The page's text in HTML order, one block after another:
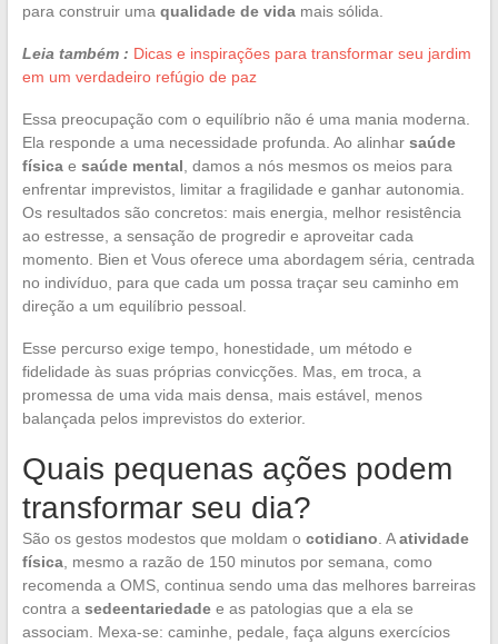
para construir uma qualidade de vidamais sólida.
Leia também : Dicas e inspirações para transformar seu jardim
em um verdadeiro refúgio de paz
Essa preocupação com o equilíbrio não é uma mania moderna.
Ela responde a uma necessidade profunda. Ao alinhar saúde
físicae saúde mental , damos a nós mesmos os meios para
enfrentar imprevistos, limitar a fragilidade e ganhar autonomia.
Os resultados são concretos: mais energia, melhor resistência
ao estresse, a sensação de progredir e aproveitar cada
momento. Bien et Vous oferece uma abordagem séria, centrada
no indivíduo, para que cada um possa traçar seu caminho em
direção a um equilíbrio pessoal.
Esse percurso exige tempo, honestidade, um método e
fidelidade às suas próprias convicções. Mas, em troca, a
promessa de uma vida mais densa, mais estável, menos
balançada pelos imprevistos do exterior.
Quais pequenas ações podem
transformar seu dia?
São os gestos modestos que moldam o cotidiano . Aatividade
física, mesmo a razão de 150 minutos por semana, como
recomenda a OMS, continua sendo uma das melhores barreiras
contra a sedeentariedadee as patologias que a ela se
associam. Mexa-se: caminhe, pedale, faça alguns exercícios